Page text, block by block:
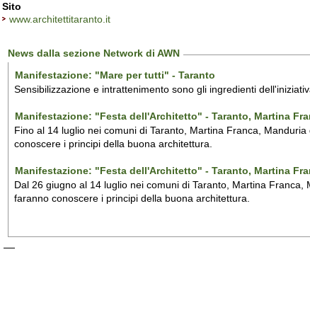
Sito
www.architettitaranto.it
News dalla sezione Network di AWN
Manifestazione: "Mare per tutti" - Taranto
Sensibilizzazione e intrattenimento sono gli ingredienti
Manifestazione: "Festa dell'Architetto" - Taranto, Martina
Fino al 14 luglio nei comuni di Taranto, Martina Franca,
conoscere i principi della buona architettura.
Manifestazione: "Festa dell'Architetto" - Taranto, Martina
Dal 26 giugno al 14 luglio nei comuni di Taranto, Martina
faranno conoscere i principi della buona architettura.